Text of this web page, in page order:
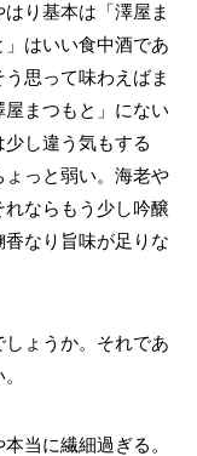
り基本は「澤屋ま
はいい食中酒であ
思って味わえばま
まつもと」にない
少し違う気もする
ょっと弱い。海老や
ならもう少し吟醸
なり旨味が足りな
ょうか。それであ
当に繊細過ぎる。